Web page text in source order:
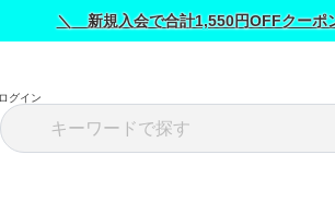
＼ 新規入会で合計1,550円OFFクー
グイン